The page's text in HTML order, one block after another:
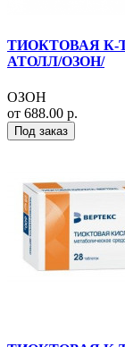
ТИОКТОВАЯ К-
АТОЛЛ/ОЗОН/
ОЗОН
от 688.00 р.
Под заказ